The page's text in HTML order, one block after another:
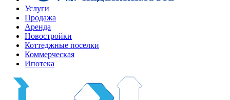
Услуги
Продажа
Аренда
Новостройки
Коттеджные поселки
Коммерческая
Ипотека